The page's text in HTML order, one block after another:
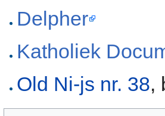
Delpher
Katholiek
Old Ni-js nr. 38,